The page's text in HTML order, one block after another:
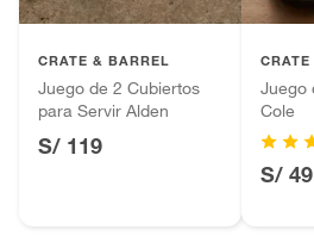
Plantas.
Productos que hayan sido
Baterías de auto.
Motocicletas y bicicletas motorizadas.
Licores y cigarros electrónicos.
CRATE & BARREL
Juego de 2 Cubiertos
para Servir Alden
S/ 119
Juego
Cole
S/